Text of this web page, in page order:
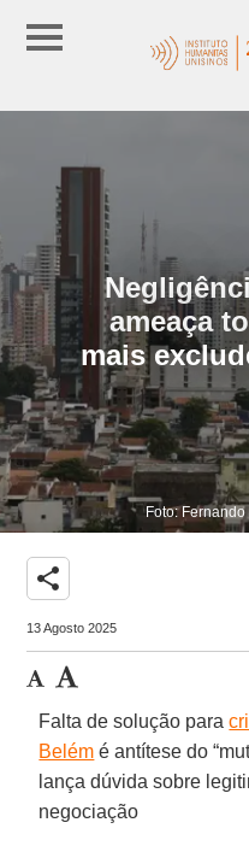
ameaça
mais
Foto:
share
13 Agosto 2025
Falta de solução para
Belém é antítese do
lança dúvida sobre
negociação